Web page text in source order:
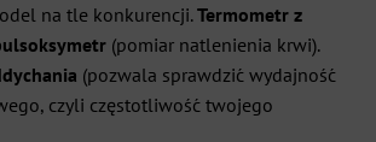
na tle konkurencji.Termometr z
(pomiar natlenienia krwi).
(pozwala sprawdzić wydajność
czyli częstotliwość twojego